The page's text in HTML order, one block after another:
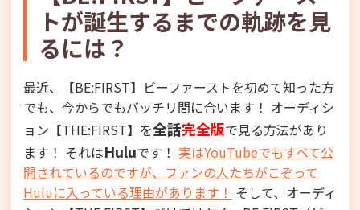
トが誕生するまでの軌跡を見
るには？
最近、【BE:FIRST】ビーファーストを初めて知った方
でも、今からでもバッチリ間に合います！ オーディシ
ョン【THE:FIRST】を全話完全版で見る方法があり
ます！ それはHuluです！ 実はYouTubeでもすべて公
開されているのですが、ファンの人たちがこぞって
Huluに入っている理由があります！ そして、オーディ